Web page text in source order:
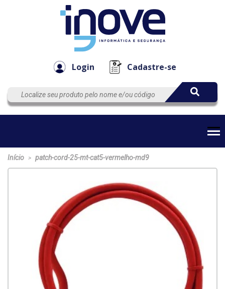
Login Cadastre-se
EmpresaAutomação
Início > patch-cord-25-mt-cat5-vermelho-md9